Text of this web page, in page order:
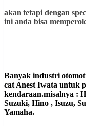
akan tetapi dengan
ini anda bisa
Banyak industri
cat Anest Iwata untuk
kendaraan.misalnya :
Suzuki, Hino , Isuzu,
Yamaha.